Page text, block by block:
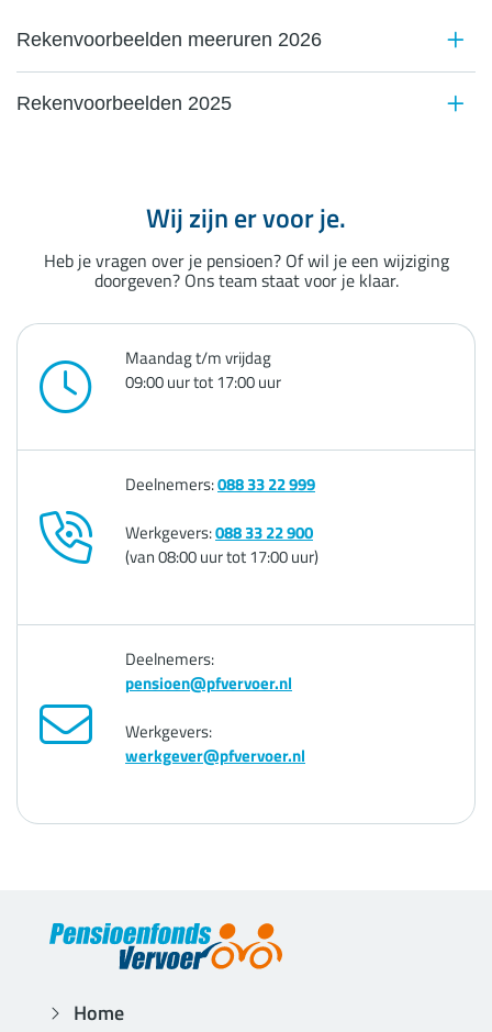
Rekenvoorbeelden meeruren 2026
Rekenvoorbeelden 2025
Wij zijn er voor je.
Heb je vragen over je pensioen? Of wil je een wijziging
doorgeven? Ons team staat voor je klaar.
Maandag t/m vrijdag
09:00 uur tot 17:00 uur
Deelnemers:088 33 22 999
Werkgevers:088 33 22 900
(van 08:00 uur tot 17:00 uur)
Deelnemers:
pensioen@pfvervoer.nl
Werkgevers:
werkgever@pfvervoer.nl
Home